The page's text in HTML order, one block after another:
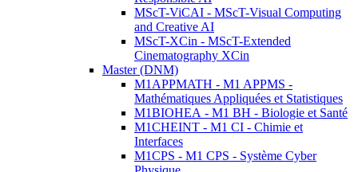
MScT-ViCAI - MScT-Visual Computing
and Creative AI
MScT-XCin - MScT-Extended
Cinematography XCin
Master (DNM)
M1APPMATH - M1 APPMS -
Mathématiques Appliquées et Statistiques
M1BIOHEA - M1 BH - Biologie et Santé
M1CHEINT - M1 CI - Chimie et
Interfaces
M1CPS - M1 CPS - Système Cyber